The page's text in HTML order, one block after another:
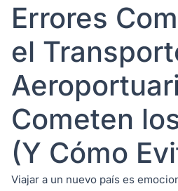
Errores
el
Cometen
(Y Cómo
Viajar a un nuevo país es